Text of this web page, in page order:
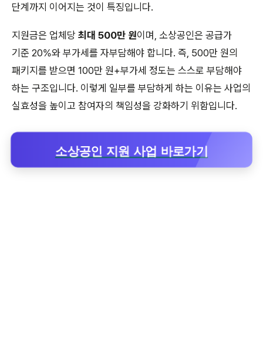
단계까지 이어지는 것이 특징입니다.
지원금은 업체당 최대 500만 원이며, 소상공인은 공급가
기준 20%와 부가세를 자부담해야 합니다. 즉, 500만 원의
패키지를 받으면 100만 원+부가세 정도는 스스로 부담해야
하는 구조입니다. 이렇게 일부를 부담하게 하는 이유는 사업의
실효성을 높이고 참여자의 책임성을 강화하기 위함입니다.
소상공인 지원 사업 바로가기